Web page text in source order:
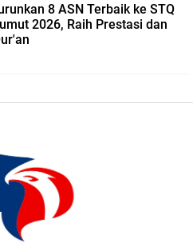
8 ASN Terbaik ke STQ
2026, Raih Prestasi dan